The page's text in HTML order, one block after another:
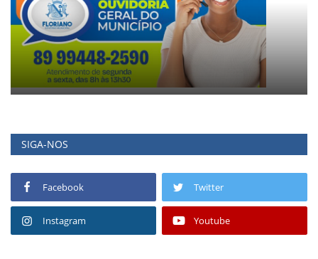
SIGA-NOS
Facebook Twitter
Instagram Youtube